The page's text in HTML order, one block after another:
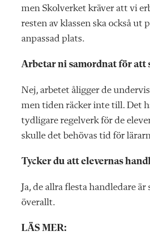
men Skolverket kräver att vi
resten av klassen ska också ut
anpassad plats.
Arbetar ni samordnat för att
Nej, arbetet åligger de
men tiden räcker inte till. Det
tydligare regelverk för de
skulle det behövas tid för
Tycker du att elevernas
Ja, de allra flesta handledare
överallt.
LÄS MER: